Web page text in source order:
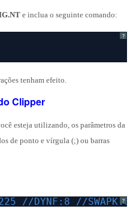
e inclua o seguinte comando:
?
tenham efeito.
Clipper
esteja utilizando, os parâmetros da
de ponto e vírgula (;) ou barras
?
//DYNF:8 //